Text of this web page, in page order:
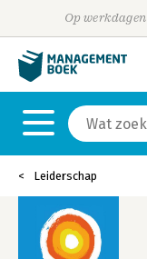
Op
Leiderschap